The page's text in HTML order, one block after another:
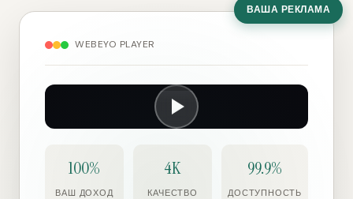
ВАША РЕКЛАМА
WEBEYO PLAYER
100%
ВАШ ДОХОД
4K
КАЧЕСТВО
99.9%
ДОСТУПНОСТЬ